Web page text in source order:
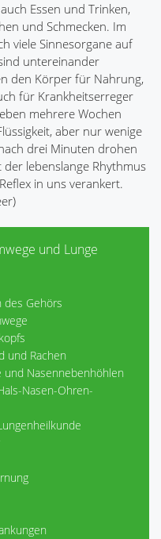
Essen und Trinken,
und Schmecken. Im
viele Sinnesorgane auf
untereinander
den Körper für Nahrung,
für Krankheitserreger
mehrere Wochen
aber nur wenige
drei Minuten drohen
lebenslange Rhythmus
in uns verankert.
und Lunge
des Gehörs
und Rachen
und Nasennebenhöhlen
Nasen-Ohren-